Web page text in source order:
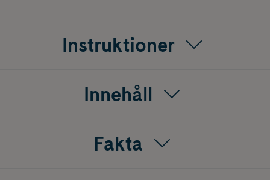
Instruktioner
Innehåll
Fakta